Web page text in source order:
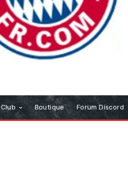
Club Boutique Forum Discord